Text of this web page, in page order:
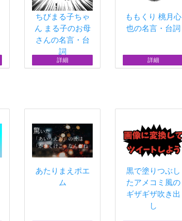
ちびまる子ちゃ
ん まる子のお母
さんの名言・台
詞
詳細
ももくり 桃月心
也の名言・台詞
詳細
あたりまえポエ
ム
黒で塗りつぶし
たアメコミ風の
ギザギザ吹き出
し